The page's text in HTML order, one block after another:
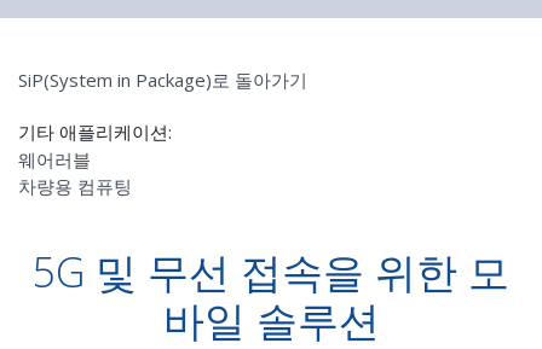
SiP(System in Package)로 돌아가기
기타 애플리케이션:
웨어러블
차량용 컴퓨팅
5G 및 무선 접속을 위한 모
바일 솔루션